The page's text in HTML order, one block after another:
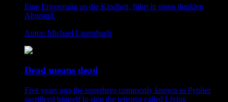
Eine Erinnerung an die Kindheit, führt in einen dunklen
Abgrund.
Autor: Michael Lauterbach
Dead means dead
Five years ago the superhero commonly known as Pypher
sacrificed himself to stop the terrorist called Living